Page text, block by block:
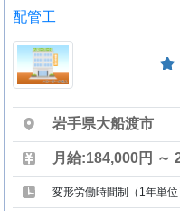
配管工
岩手県大船渡市
月給:184,000円 ～
変形労働時間制（1年単